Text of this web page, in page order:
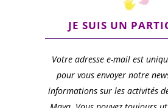
JE SUIS UN
Votre adresse e-mail est
pour vous envoyer notre
informations sur les activités